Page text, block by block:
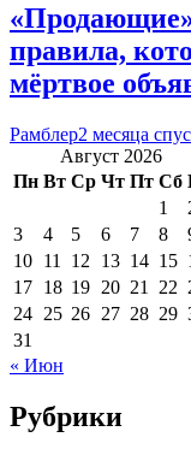
правила,
мёртвое
Рамблер2 месяца
Август 2026
Пн Вт Ср Чт Пт Сб
1
3
4 5 6 7 8
10 11 12 13 14 15
17 18 19 20 21 22
24 25 26 27 28 29
31
« Июн
Рубрики